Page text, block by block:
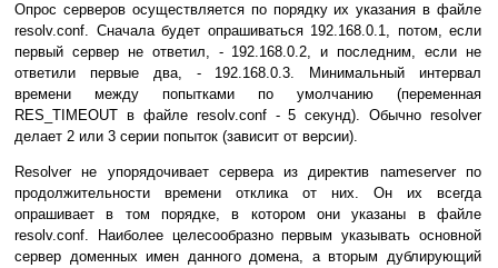
Опрос серверов осуществляется по порядку их указания в файле
resolv.conf. Сначала будет опрашиваться 192.168.0.1, потом, если
первый сервер не ответил, - 192.168.0.2, и последним, если не
ответили первые два, - 192.168.0.3. Минимальный интервал
времени между попытками по умолчанию (переменная
RES_TIMEOUT в файле resolv.conf - 5 секунд). Обычно resolver
делает 2 или 3 серии попыток (зависит от версии).
Resolver не упорядочивает сервера из директив nameserver по
продолжительности времени отклика от них. Он их всегда
опрашивает в том порядке, в котором они указаны в файле
resolv.conf. Наиболее целесообразно первым указывать основной
сервер доменных имен данного домена, а вторым дублирующий